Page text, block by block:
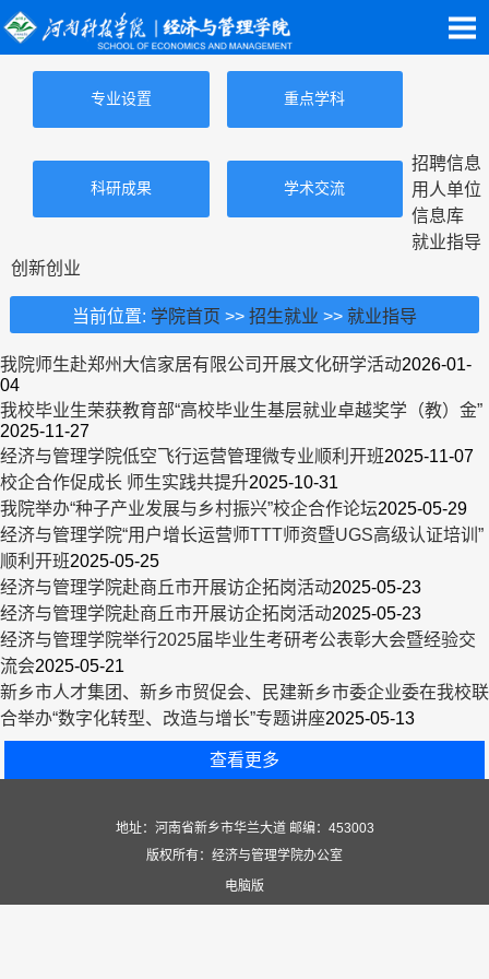
专业设置 重点学科
科研成果 学术交流
招聘信息
用人单位
信息库
就业指导
创新创业
当前位置: 学院首页 >> 招生就业 >> 就业指导
我院师生赴郑州大信家居有限公司开展文化研学活动2026-01-
04
我校毕业生荣获教育部“高校毕业生基层就业卓越奖学（教）金”
2025-11-27
经济与管理学院低空飞行运营管理微专业顺利开班2025-11-07
校企合作促成长 师生实践共提升2025-10-31
我院举办“种子产业发展与乡村振兴”校企合作论坛2025-05-29
经济与管理学院“用户增长运营师TTT师资暨UGS高级认证培训”
顺利开班2025-05-25
经济与管理学院赴商丘市开展访企拓岗活动2025-05-23
经济与管理学院赴商丘市开展访企拓岗活动2025-05-23
经济与管理学院举行2025届毕业生考研考公表彰大会暨经验交
流会2025-05-21
新乡市人才集团、新乡市贸促会、民建新乡市委企业委在我校联
合举办“数字化转型、改造与增长”专题讲座2025-05-13
查看更多
地址：河南省新乡市华兰大道 邮编：453003
版权所有：经济与管理学院办公室
电脑版